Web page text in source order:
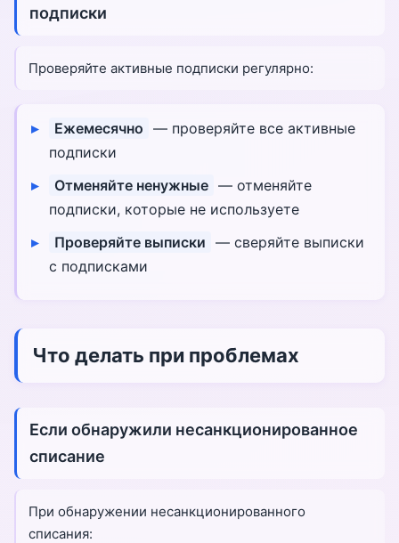
подписки
Проверяйте активные подписки регулярно:
Ежемесячно — проверяйте все активные
подписки
Отменяйте ненужные — отменяйте
подписки, которые не используете
Проверяйте выписки — сверяйте выписки
с подписками
Что делать при проблемах
Если обнаружили несанкционированное
списание
При обнаружении несанкционированного
списания: